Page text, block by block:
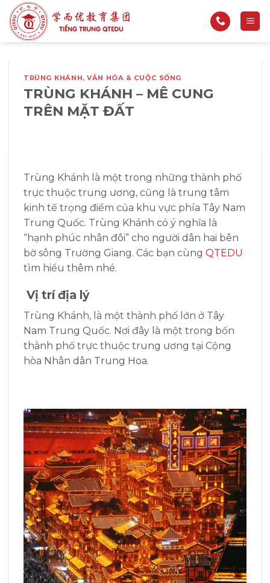
qua
nội
TRÙNG KHÁNH,VĂN HÓA & CUỘC SỐNG
TRÙNG KHÁNH – MÊ CUNG
TRÊN MẶT ĐẤT
Trùng Khánh là một trong những thành phố
trực thuộc trung ương, cũng là trung tâm
kinh tế trọng điểm của khu vực phía Tây Nam
Trung Quốc. Trùng Khánh có ý nghĩa là
“hạnh phúc nhân đôi” cho người dân hai bên
bờ sông Trường Giang. Các bạn cùng QTEDU
tìm hiểu thêm nhé.
Vị trí địa lý
Trùng Khánh, là một thành phố lớn ở Tây
Nam Trung Quốc. Nơi đây là một trong bốn
thành phố trực thuộc trung ương tại Cộng
hòa Nhân dân Trung Hoa.